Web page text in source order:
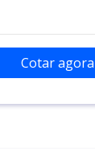
Cotar agora